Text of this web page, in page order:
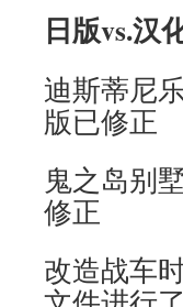
日版vs.汉
迪斯蒂尼
版已修正
鬼之岛别
修正
改造战车